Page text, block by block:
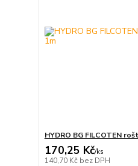
HYDRO BG FILCOTEN
170,25 Kč/ks
140,70 Kč bez DPH